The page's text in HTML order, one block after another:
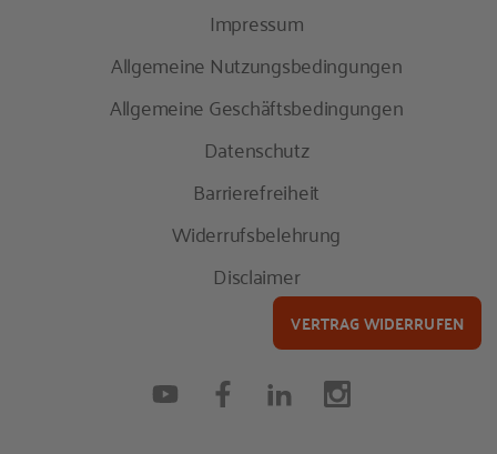
Impressum
Allgemeine Nutzungsbedingungen
Allgemeine Geschäftsbedingungen
Datenschutz
Barrierefreiheit
Widerrufsbelehrung
Disclaimer
VERTRAG WIDERRUFEN